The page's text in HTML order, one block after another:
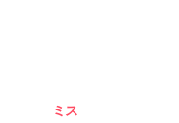
ミス